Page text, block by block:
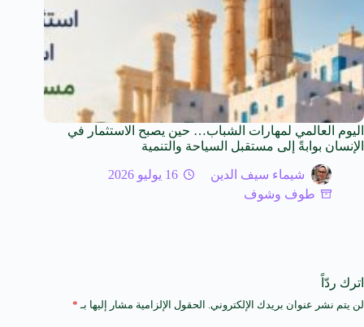
اليوم العالمي لمهارات الشباب… حين يصبح الاستثمار في
الإنسان بوابةً إلى مستقبل السياحة والتنمية
شيماء سيف الدين
16 يوليو 2026
طوف وشوف
اترك ردّاً
لن يتم نشر عنوان بريدك الإلكتروني. الحقول الإلزامية مشار إليها بـ *
A